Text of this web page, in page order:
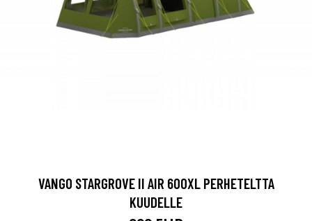
VANGO STARGROVE II AIR 600XL PERHETELTTA
KUUDELLE